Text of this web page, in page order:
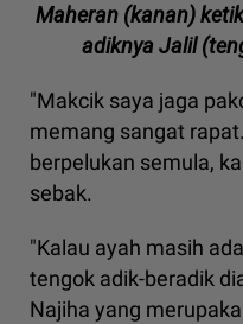
Maheran (kanan)
adiknya Jalil
"Makcik saya jaga
memang sangat
berpelukan semula,
sebak.
"Kalau ayah masih
tengok adik-beradik
Najiha yang